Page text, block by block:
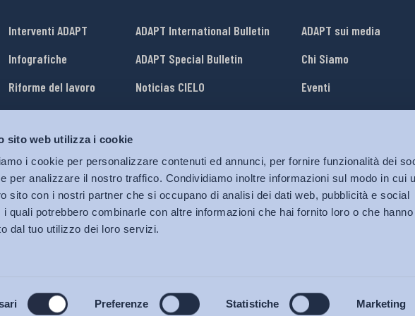
sito web utilizza i cookie
i cookie per personalizzare contenuti ed annunci, per fornire funzionalità dei
per analizzare il nostro traffico. Condividiamo inoltre informazioni sul modo in cui
sito con i nostri partner che si occupano di analisi dei dati web, pubblicità e social
i quali potrebbero combinarle con altre informazioni che hai fornito loro o che hanno
dal tuo utilizzo dei loro servizi.
Preferenze Statistiche Marketing
Interventi ADAPT
Infografiche
Riforme del lavoro
Mercato del lavoro
Relazioni industriali
Salute e sicurezza
Welfare
ADAPT International Bulletin
ADAPT Special Bulletin
Noticias CIELO
ADAPT sui media
Chi Siamo
Eventi
Lavora con Noi
© 2026 Bollettino Adapt. Privacy policy